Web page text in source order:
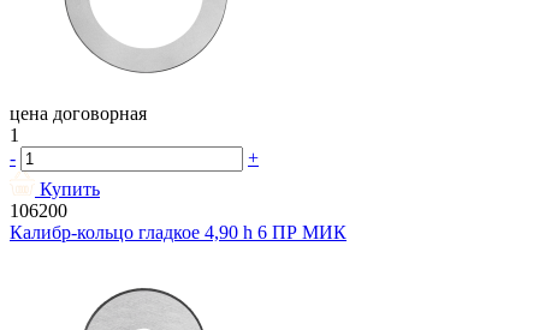
цена договорная
1
-
+
Купить
106200
Калибр-кольцо гладкое 4,90 h 6 ПР МИК